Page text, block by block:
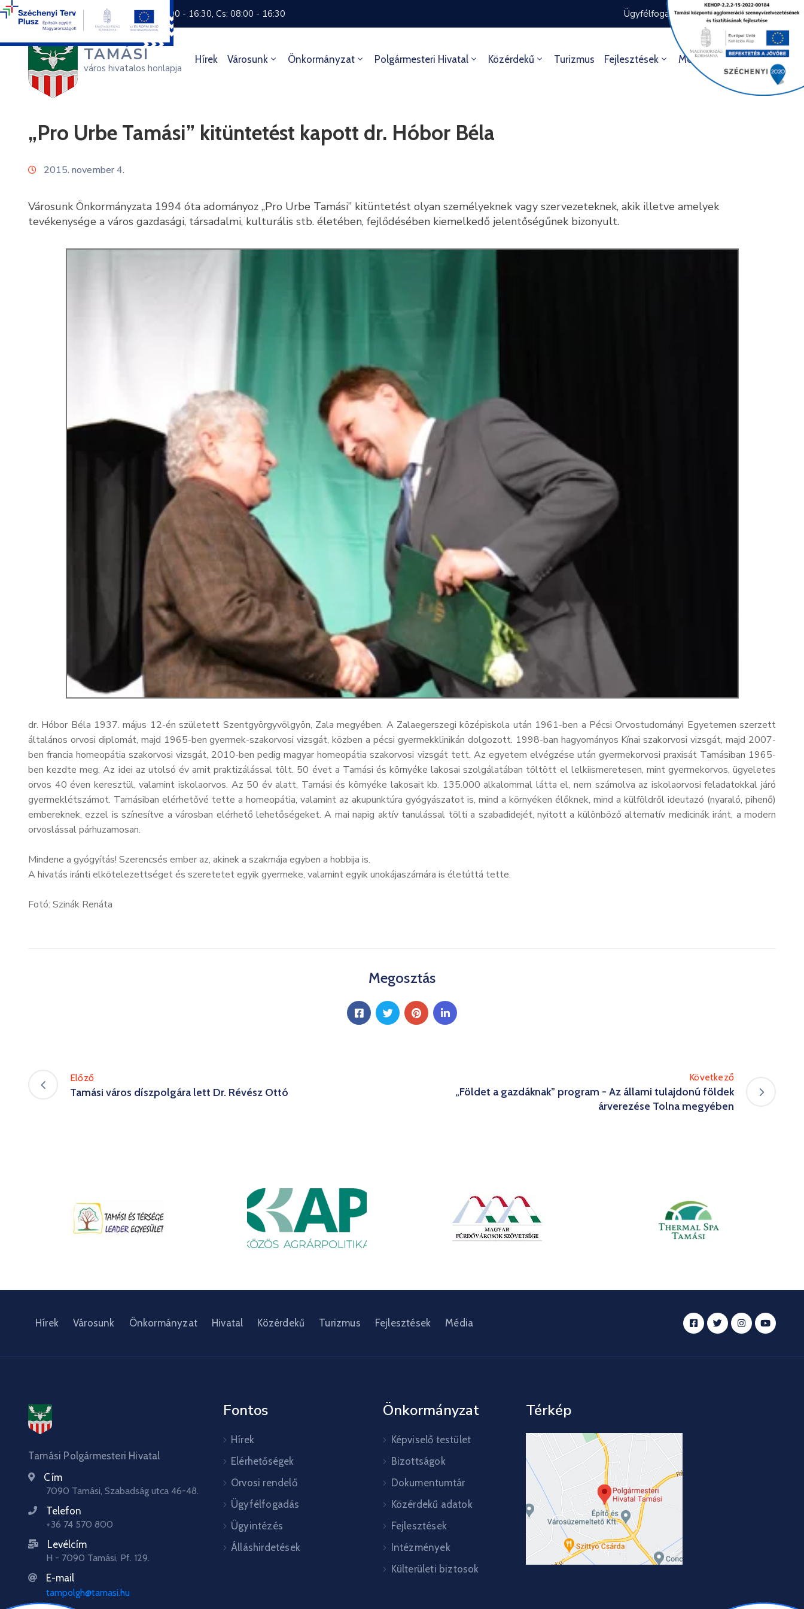
+36 74 570 800 H: 8:00 - 16:30, Cs: 08:00 - 16:30 Ügyfélfogadás rendje Ügyintézés
TAMÁSI
város hivatalos honlapja
Hírek Városunk Önkormányzat Polgármesteri Hivatal Közérdekű Turizmus Fejlesztések Média Kultúra
„Pro Urbe Tamási” kitüntetést kapott dr. Hóbor Béla
2015. november 4.
Városunk Önkormányzata 1994 óta adományoz „Pro Urbe Tamási” kitüntetést olyan személyeknek vagy szervezeteknek, akik illetve amelyek
tevékenysége a város gazdasági, társadalmi, kulturális stb. életében, fejlődésében kiemelkedő jelentőségűnek bizonyult.
dr. Hóbor Béla 1937. május 12-én született Szentgyörgyvölgyön, Zala megyében. A Zalaegerszegi középiskola után 1961-ben a Pécsi Orvostudományi Egyetemen szerzett
általános orvosi diplomát, majd 1965-ben gyermek-szakorvosi vizsgát, közben a pécsi gyermekklinikán dolgozott. 1998-ban hagyományos Kínai szakorvosi vizsgát, majd 2007-
ben francia homeopátia szakorvosi vizsgát, 2010-ben pedig magyar homeopátia szakorvosi vizsgát tett. Az egyetem elvégzése után gyermekorvosi praxisát Tamásiban 1965-
ben kezdte meg. Az idei az utolsó év amit praktizálással tölt. 50 évet a Tamási és környéke lakosai szolgálatában töltött el lelkiismeretesen, mint gyermekorvos, ügyeletes
orvos 40 éven keresztül, valamint iskolaorvos. Az 50 év alatt, Tamási és környéke lakosait kb. 135.000 alkalommal látta el, nem számolva az iskolaorvosi feladatokkal járó
gyermeklétszámot. Tamásiban elérhetővé tette a homeopátia, valamint az akupunktúra gyógyászatot is, mind a környéken élőknek, mind a külföldről ideutazó (nyaraló, pihenő)
embereknek, ezzel is színesítve a városban elérhető lehetőségeket. A mai napig aktív tanulással tölti a szabadidejét, nyitott a különböző alternatív medicinák iránt, a modern
orvoslással párhuzamosan.
Mindene a gyógyítás! Szerencsés ember az, akinek a szakmája egyben a hobbija is.
A hivatás iránti elkötelezettséget és szeretetet egyik gyermeke, valamint egyik unokájaszámára is életúttá tette.
Fotó: Szinák Renáta
Megosztás
Előző
Tamási város díszpolgára lett Dr. Révész Ottó
Következő
„Földet a gazdáknak” program - Az állami tulajdonú földek
árverezése Tolna megyében
Hírek Városunk Önkormányzat Hivatal Közérdekű Turizmus Fejlesztések Média
Tamási Polgármesteri Hivatal
Cím
7090 Tamási, Szabadság utca 46-48.
Telefon
+36 74 570 800
Levélcím
H - 7090 Tamási, Pf. 129.
E-mail
tampolgh@tamasi.hu
Fontos
Hírek
Elérhetőségek
Orvosi rendelő
Ügyfélfogadás
Ügyintézés
Álláshirdetések
Önkormányzat
Képviselő testület
Bizottságok
Dokumentumtár
Közérdekű adatok
Fejlesztések
Intézmények
Külterületi biztosok
Térkép